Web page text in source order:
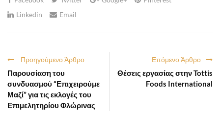
Linkedin
Email
Επόμενο Άρθρο
Θέσεις εργασίας στην Tottis
Foods International
Προηγούμενο Άρθρο
Παρουσίαση του
συνδυασμού “Επιχειρούμε
Μαζί” για τις εκλογές του
Επιμελητηρίου Φλώρινας